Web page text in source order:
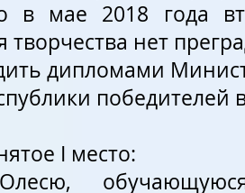
в мае 2018 года
творчества нет
дипломами
победителей
І место:
обучающуюся